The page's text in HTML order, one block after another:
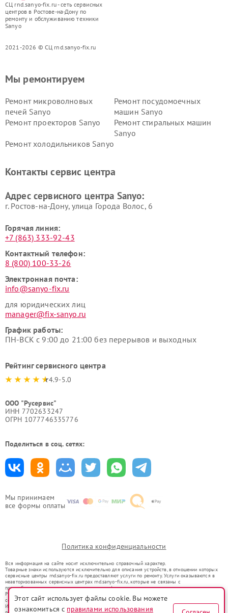
СЦ rnd.sanyo-fix.ru - сеть сервисных
центров в Ростове-на-Дону по
ремонту и обслуживанию техники
Sanyo
2021-2026 © СЦ rnd.sanyo-fix.ru
Мы принимаем
все формы оплаты
Мы ремонтируем
Ремонт микроволновых
печей Sanyo
Ремонт посудомоечных
машин Sanyo
Ремонт проекторов Sanyo
Ремонт стиральных машин
Sanyo
Ремонт холодильников Sanyo
Контакты сервис центра
Адрес сервисного центра Sanyo:
г. Ростов-на-Дону, улица Города Волос, 6
Горячая линия:
+7 (863) 333-92-43
Контактный телефон:
8 (800) 100-33-26
Электронная почта:
info@sanyo-fix.ru
для юридических лиц
manager@fix-sanyo.ru
График работы:
ПН-ВСК с 9:00 до 21:00 без перерывов и выходных
Рейтинг сервисного центра
4.9-5.0
ООО "Русервис"
ИНН 7702633247
ОГРН 1077746335776
Поделиться в соц. сетях:
Политика конфиденциальности
Вся информация на сайте носит исключительно справочный характер.
Товарные знаки используются исключительно для описания устройств, в отношении которых
сервисные центры rnd.sanyo-fix.ru предоставляют услуги по ремонту. Услуги оказываются в
неавторизованных сервисных центрах rnd.sanyo-fix.ru, которые не связаны с
правообладателями товарных знаков или их официальными представителями.
Ремонт осуществляется для устройств, уже введенных в гражданский оборот в соответствии
со статьей 1487 ГК РФ.
Использование товарных знаков не преследует цели индивидуализации услуг или введения
Этот сайт использует файлы cookie. Вы можете
ознакомиться с правилами использования